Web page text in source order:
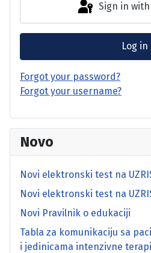
Sign in
Log in
Forgot your password?
Forgot your username?
Novo
Novi elektronski test na
Novi elektronski test na
Novi Pravilnik o edukaciji
Tabla za komunikaciju sa
i jedinicama intenzivne